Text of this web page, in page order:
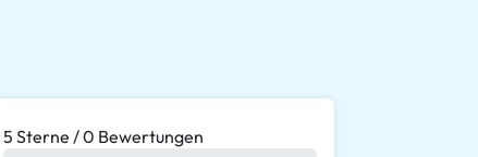
5 Sterne / 0 Bewertungen